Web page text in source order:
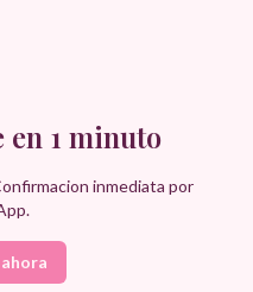
en 1 minuto
inmediata por